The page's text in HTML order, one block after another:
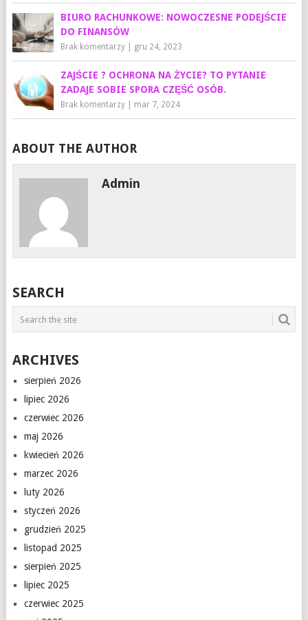
BIURO RACHUNKOWE: NOWOCZESNE PODEJŚCIE
DO FINANSÓW
Brak komentarzy| gru 24, 2023
ZAJŚCIE ? OCHRONA NA ŻYCIE? TO PYTANIE
ZADAJE SOBIE SPORA CZĘŚĆ OSÓB.
Brak komentarzy| mar 7, 2024
ABOUT THE AUTHOR
Admin
SEARCH
ARCHIVES
sierpień 2026
lipiec 2026
czerwiec 2026
maj 2026
kwiecień 2026
marzec 2026
luty 2026
styczeń 2026
grudzień 2025
listopad 2025
sierpień 2025
lipiec 2025
czerwiec 2025